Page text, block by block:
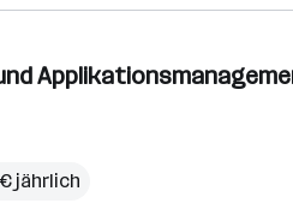
jährlich